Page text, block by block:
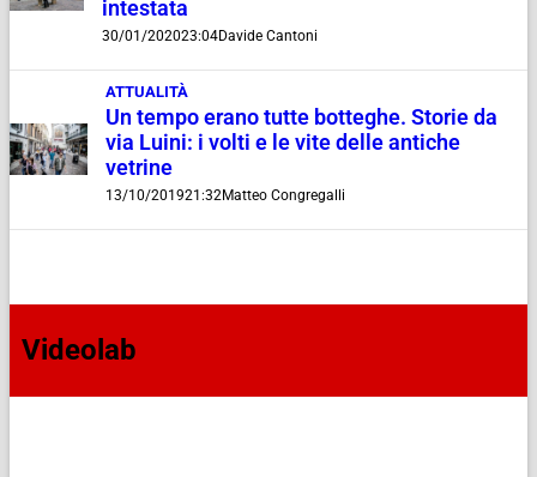
intestata
30/01/202023:04Davide Cantoni
ATTUALITÀ
Un tempo erano tutte botteghe. Storie da
via Luini: i volti e le vite delle antiche
vetrine
13/10/201921:32Matteo Congregalli
Videolab